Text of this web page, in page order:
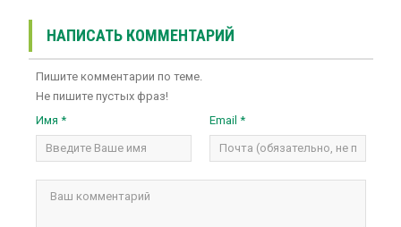
НАПИСАТЬ КОММЕНТАРИЙ
Пишите комментарии по теме.
Не пишите пустых фраз!
Имя *
Email *